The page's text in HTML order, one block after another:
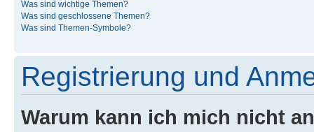
Was sind wichtige Themen?
Was sind geschlossene Themen?
Was sind Themen-Symbole?
Registrierung und
Warum kann ich mich nicht